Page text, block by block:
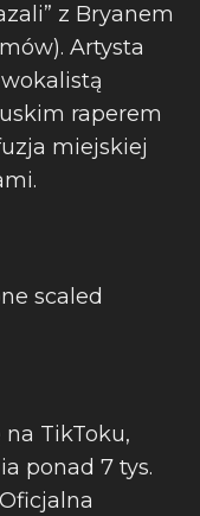
z Bryanem
Artysta
raperem
miejskiej
na TikToku,
ponad 7 tys.